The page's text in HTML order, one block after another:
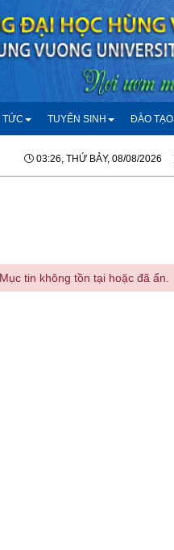
TỨC TUYỂN SINH ĐÀO TẠO
03:26, THỨ BẢY, 08/08/2026
Mục tin không tồn tại hoặc đã ẩn.